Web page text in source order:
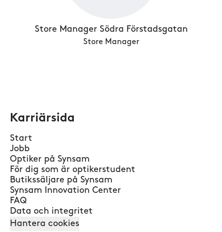
Store Manager Södra Förstadsgatan
Store Manager
Karriärsida
Start
Jobb
Optiker på Synsam
För dig som är optikerstudent
Butikssäljare på Synsam
Synsam Innovation Center
FAQ
Data och integritet
Hantera cookies